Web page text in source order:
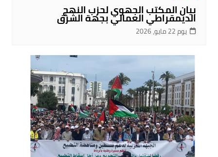
بيان المكتب الجهوي لحزب النهج
الديمقراطي العمالي بجهة الشرق
يوم 22 مايو، 2026